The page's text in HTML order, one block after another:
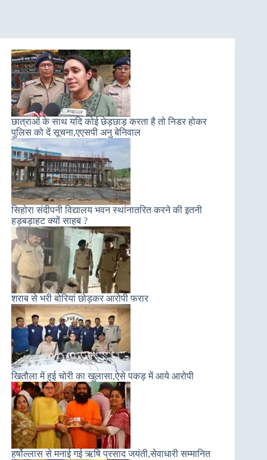
छात्राओं के साथ यदि कोई छेड़छाड़ करता है तो निडर होकर
पुलिस को दें सूचना,एएसपी अनु बेनिवाल
सिहोरा संदीपनी विद्यालय भवन स्थांनातरित करने की इतनी
हड़बड़ाहट क्यों साहब ?
शराब से भरी बोरियां छोड़कर आरोपी फरार
खितौला में हुई चोरी का खुलासा,ऐसे पकड़ में आये आरोपी
हर्षोल्लास से मनाई गई ऋषि प्रसाद जयंती,सेवाधारी सम्मानित